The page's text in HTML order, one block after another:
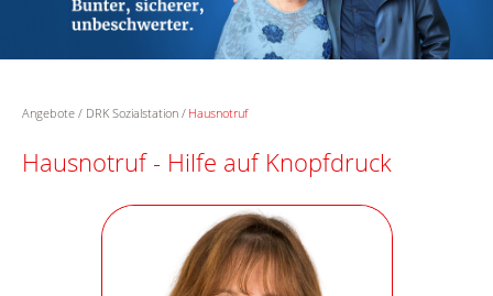
Angebote DRK Sozialstation Hausnotruf
Hausnotruf - Hilfe auf Knopfdruck